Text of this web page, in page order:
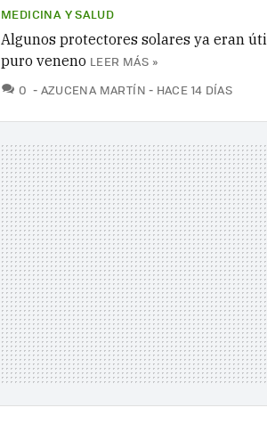
MEDICINA Y SALUD
Algunos protectores solares ya eran
puro veneno LEER MÁS »
0 COMENTARIOS
AZUCENA MARTÍN HACE 14 DÍAS